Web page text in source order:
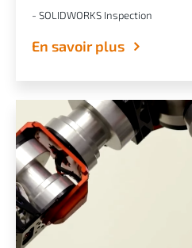
- SOLIDWORKS Inspection
En savoir plus